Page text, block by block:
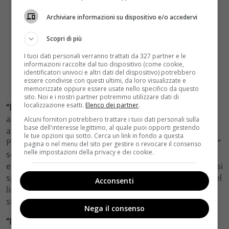
“La Dolce Vita” (1960)– Nonostante sia stato realizzato
alla fine degli anni ’50, questo film di Federico Fellini è
ancora un pilastro del cinema italiano dell’epoca.
Protagonizzato da Marcello Mastroianni, “La Dolce Vita”
segue la vita mondana di un giornalista romano,
esplorando temi come l’alienazione, la celebrità e la crisi
spirituale. Il film ha segnato una svolta nell’estetica e nel
linguaggio cinematografico, influenzando in modo
significativo le generazioni successive di registi.
“Il Grido” (1957)– Diretto da Michelangelo Antonioni,
Archiviare informazioni su dispositivo e/o accedervi
Scopri di più
I tuoi dati personali verranno trattati da 327 partner e le
informazioni raccolte dal tuo dispositivo (come cookie,
identificatori univoci e altri dati del dispositivo) potrebbero
essere condivise con questi ultimi, da loro visualizzate e
memorizzate oppure essere usate nello specifico da questo
sito. Noi e i nostri partner potremmo utilizzare dati di
localizzazione esatti. Elenco dei partner.
Alcuni fornitori potrebbero trattare i tuoi dati personali sulla
base dell'interesse legittimo, al quale puoi opporti gestendo
le tue opzioni qui sotto. Cerca un link in fondo a questa
pagina o nel menu del sito per gestire o revocare il consenso
nelle impostazioni della privacy e dei cookie.
Acconsenti
Nega il consenso